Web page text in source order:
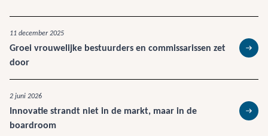
11 december 2025
Groei vrouwelijke bestuurders en commissarissen zet
door
Lees
2 juni 2026
Innovatie strandt niet in de markt, maar in de
boardroom
Lees